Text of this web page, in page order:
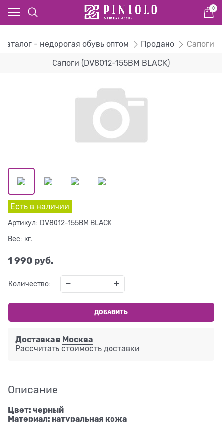
0
Каталог - недорогая обувь оптом Продано Сапоги
Сапоги (DV8012-155BM BLACK)
Есть в наличии
Артикул: DV8012-155BM BLACK
Вес: кг.
1 990 руб.
Количество:
ДОБАВИТЬ
Доставка в Москва
Рассчитать стоимость доставки
Описание
Цвет: черный
Материал: натуральная кожа